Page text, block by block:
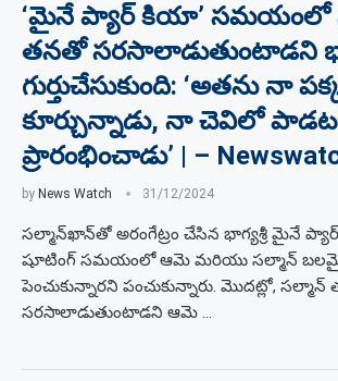
‘మైనే ప్యార్ కియా’ సమయంలో
తనతో సరసాలాడుతుంటాడని
గుర్తుచేసుకుంది: ‘అతను నా
కూర్చున్నాడు, నా చెవిలో
ప్రారంభించాడు’ | –
by News Watch 31/12/2024
సల్మాన్‌ఖాన్‌తో అరంగేట్రం చేసిన భాగ్యశ్రీ మైనే
షూటింగ్ సమయంలో ఆమె మరియు సల్మాన్
పెంచుకున్నారని పంచుకున్నారు. మొదట్లో,
సరసాలాడుతుంటాడని ఆమె …